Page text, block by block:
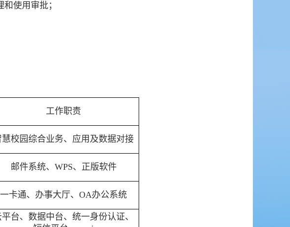
使用审批；
工作职责
慧校园综合业务、应用及数据对接
邮件系统、WPS、正版软件
一卡通、办事大厅、OA办公系统
平台、数据中台、统一身份认证、